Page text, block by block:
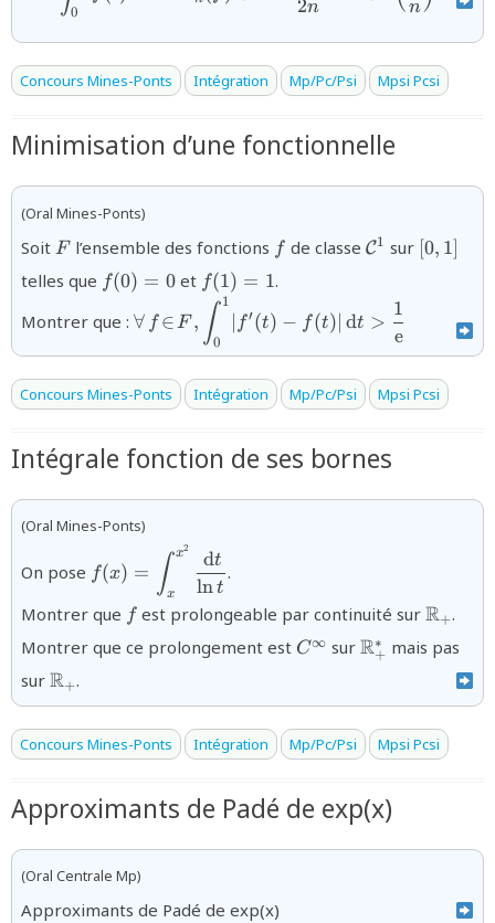
0 2n n
Concours Mines-Ponts Intégration Mp/Pc/Psi Mpsi Pcsi
Minimisation d’une fonctionnelle
(Oral Mines-Ponts)
Soit {F}
F l’ensemble des fonctions {f}
f de classe C1 sur {[0,1]}
[0, 1]
telles que {f(0)=0}
f(0) = 0et {f(1)=1}
f(1) = 1.
Montrer que : f(t)|\,\text{d}t>\dfrac{1}{\text{e}}}
∀ f ∈ F , ∫0
1
f′(t) − f(t) dt >
e
1
Concours Mines-Ponts Intégration Mp/Pc/Psi Mpsi Pcsi
Intégrale fonction de ses bornes
(Oral Mines-Ponts)
On pose {\ln t}}
f(x) = ∫x
x2
lnt
dt
.
Montrer que {f}
f est prolongeable par continuité surR+.
Montrer que ce prolongement est {C^{\infty
C∞ sur R+
∗
mais pas
sur {\mathbb{R}_{+}}
R+.
Concours Mines-Ponts Intégration Mp/Pc/Psi Mpsi Pcsi
Approximants de Padé de exp(x)
(Oral Centrale Mp)
Approximants de Padé de exp(x)